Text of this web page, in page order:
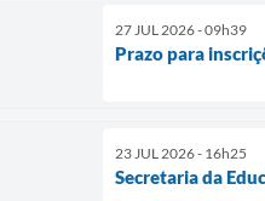
27 JUL 2026 - 09h39
Prazo para
23 JUL 2026 - 16h25
Secretaria da